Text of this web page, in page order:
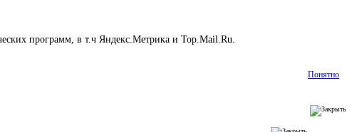
программ, в т.ч Яндекс.Метрика и Top.Mail.Ru.
Понятно